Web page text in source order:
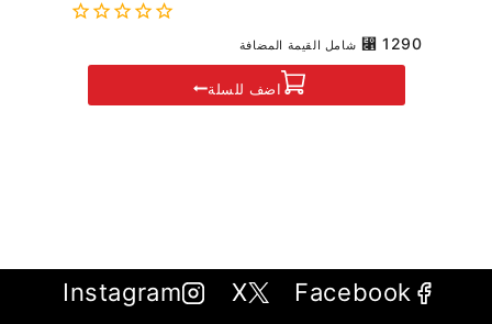
⃁ 1290 شامل القيمة المضافة
اضف للسلة
Facebook
X
Instagram